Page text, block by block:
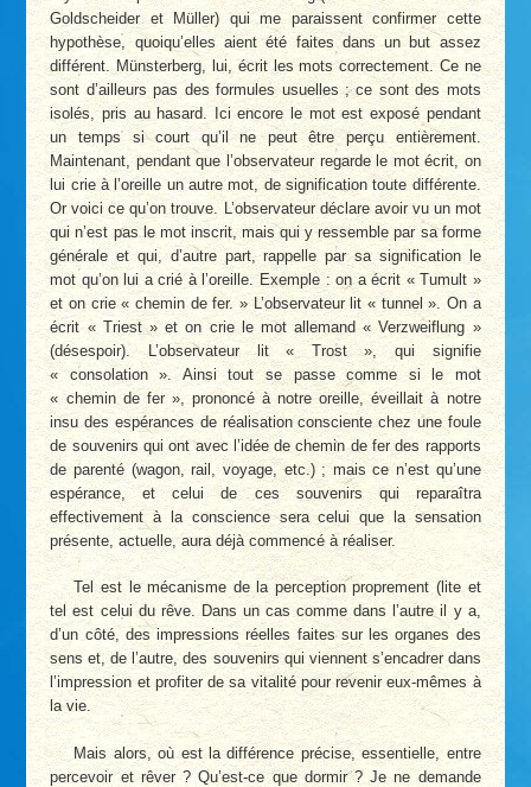
Goldscheider et Müller) qui me paraissent confirmer cette
hypothèse, quoiqu’elles aient été faites dans un but assez
différent. Münsterberg, lui, écrit les mots correctement. Ce ne
sont d’ailleurs pas des formules usuelles ; ce sont des mots
isolés, pris au hasard. Ici encore le mot est exposé pendant
un temps si court qu’il ne peut être perçu entièrement.
Maintenant, pendant que l’observateur regarde le mot écrit, on
lui crie à l’oreille un autre mot, de signification toute différente.
Or voici ce qu’on trouve. L’observateur déclare avoir vu un mot
qui n’est pas le mot inscrit, mais qui y ressemble par sa forme
générale et qui, d’autre part, rappelle par sa signification le
mot qu’on lui a crié à l’oreille. Exemple : on a écrit « Tumult »
et on crie « chemin de fer. » L’observateur lit « tunnel ». On a
écrit « Triest » et on crie le mot allemand « Verzweiflung »
(désespoir). L’observateur lit « Trost », qui signifie
« consolation ». Ainsi tout se passe comme si le mot
« chemin de fer », prononcé à notre oreille, éveillait à notre
insu des espérances de réalisation consciente chez une foule
de souvenirs qui ont avec l’idée de chemin de fer des rapports
de parenté (wagon, rail, voyage, etc.) ; mais ce n’est qu’une
espérance, et celui de ces souvenirs qui reparaîtra
effectivement à la conscience sera celui que la sensation
présente, actuelle, aura déjà commencé à réaliser.
Tel est le mécanisme de la perception proprement (lite et
tel est celui du rêve. Dans un cas comme dans l’autre il y a,
d’un côté, des impressions réelles faites sur les organes des
sens et, de l’autre, des souvenirs qui viennent s’encadrer dans
l’impression et profiter de sa vitalité pour revenir eux-mêmes à
la vie.
Mais alors, où est la différence précise, essentielle, entre
percevoir et rêver ? Qu’est-ce que dormir ? Je ne demande